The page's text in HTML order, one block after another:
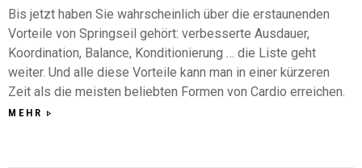
Bis jetzt haben Sie wahrscheinlich über die erstaunenden
Vorteile von Springseil gehört: verbesserte Ausdauer,
Koordination, Balance, Konditionierung … die Liste geht
weiter. Und alle diese Vorteile kann man in einer kürzeren
Zeit als die meisten beliebten Formen von Cardio erreichen.
MEHR